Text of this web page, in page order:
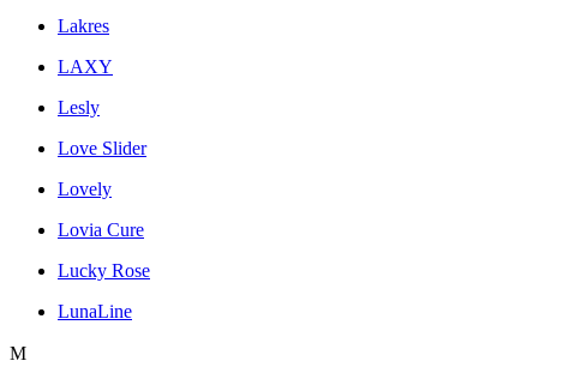
Lakres
LAXY
Lesly
Love Slider
Lovely
Lovia Cure
Lucky Rose
LunaLine
M